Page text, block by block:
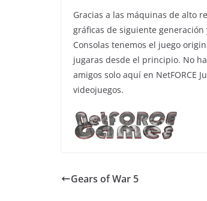
Gracias a las máquinas de alto
gráficas de siguiente generación
Consolas tenemos el juego
jugaras desde el principio. No
amigos solo aquí en NetFORCE
videojuegos.
Gears of War 5